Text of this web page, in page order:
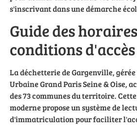
s'inscrivant dans une démarche
Guide des
conditions d'accès
La déchetterie de Gargenville,
Urbaine Grand Paris Seine & Oise,
des 73 communes du territoire.
moderne propose un système de
d'immatriculation pour faciliter